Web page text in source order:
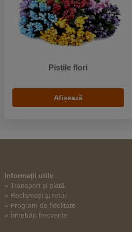
Pistile flori
Afișează
Informaţii utile
» Transport și plată
» Reclamații și retur
» Program de fidelitate
» Întrebări frecvente